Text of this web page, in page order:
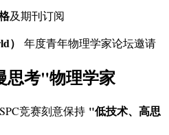
及期刊订阅
） 年度青年物理学家论坛邀请
思考"物理学家
竞赛刻意保持 "低技术、高思